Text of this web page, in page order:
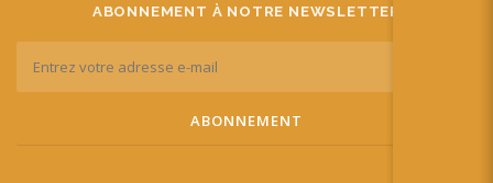
ABONNEMENT À NOTRE NEWSLETTER